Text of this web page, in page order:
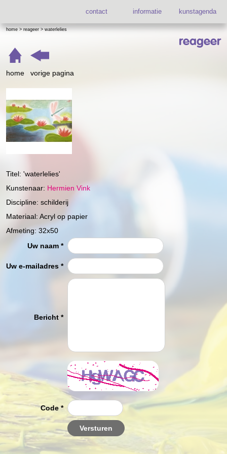
contact informatie kunstagenda
home > reageer > waterlelies
reageer
home vorige pagina
Titel: 'waterlelies'
Kunstenaar: Hermien Vink
Discipline: schilderij
Materiaal: Acryl op papier
Afmeting: 32x50
Uw naam *
Uw e-mailadres *
Bericht *
Code *
Versturen